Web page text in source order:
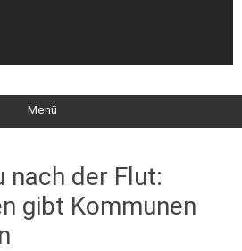
Menü
nach der Flut:
gibt Kommunen